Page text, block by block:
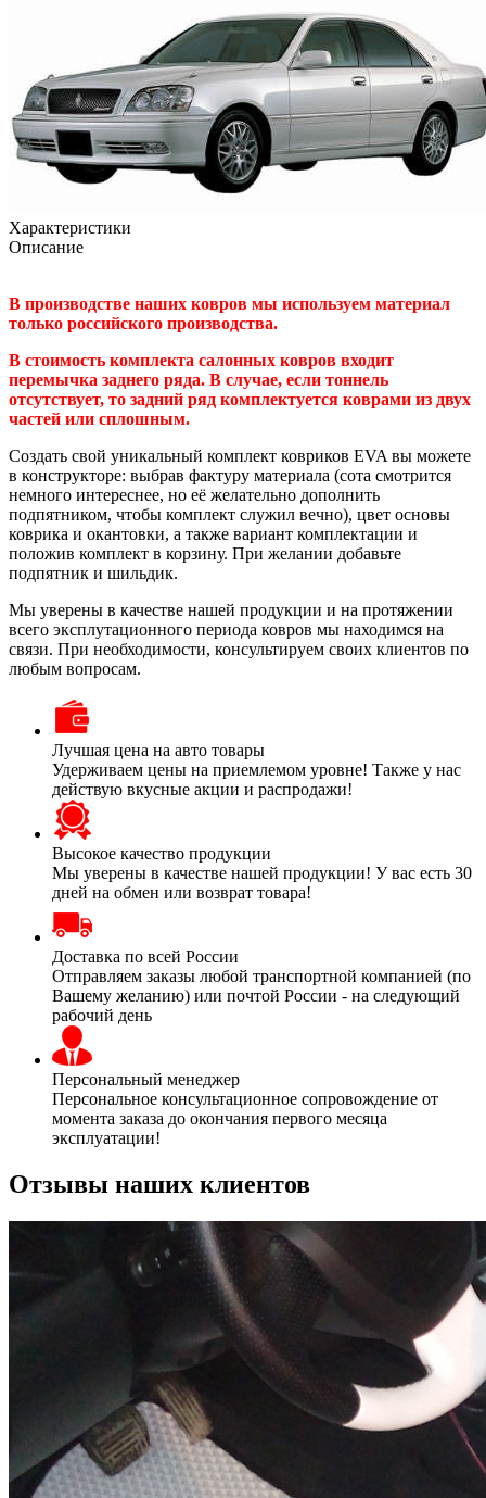
Характеристики
Описание
В производстве наших ковров мы используем материал
только российского производства.
В стоимость комплекта салонных ковров входит
перемычка заднего ряда. В случае, если тоннель
отсутствует, то задний ряд комплектуется коврами из двух
частей или сплошным.
Создать свой уникальный комплект ковриков EVA вы можете
в конструкторе: выбрав фактуру материала (сота смотрится
немного интереснее, но её желательно дополнить
подпятником, чтобы комплект служил вечно), цвет основы
коврика и окантовки, а также вариант комплектации и
положив комплект в корзину. При желании добавьте
подпятник и шильдик.
Мы уверены в качестве нашей продукции и на протяжении
всего эксплутационного периода ковров мы находимся на
связи. При необходимости, консультируем своих клиентов по
любым вопросам.
Лучшая цена на авто товары
Удерживаем цены на приемлемом уровне! Также у нас
действую вкусные акции и распродажи!
Высокое качество продукции
Мы уверены в качестве нашей продукции! У вас есть 30
дней на обмен или возврат товара!
Доставка по всей России
Отправляем заказы любой транспортной компанией (по
Вашему желанию) или почтой России - на следующий
рабочий день
Персональный менеджер
Персональное консультационное сопровождение от
момента заказа до окончания первого месяца
эксплуатации!
Отзывы наших клиентов